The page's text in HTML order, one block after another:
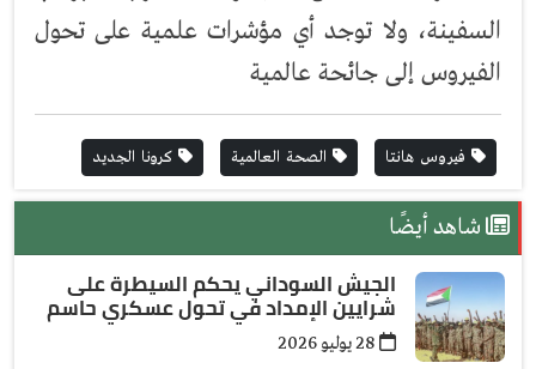
السفينة، ولا توجد أي مؤشرات علمية على تحول
الفيروس إلى جائحة عالمية
فيروس هانتا الصحة العالمية كرونا الجديد
شاهد أيضًا
الجيش السوداني يحكم السيطرة على
شرايين الإمداد في تحول عسكري حاسم